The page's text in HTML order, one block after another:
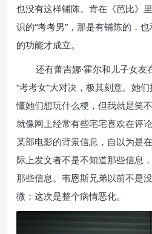
也没有这样铺陈。肯在《芭比》
识的“考考男”，那是有铺陈的，
的功能才成立。
还有蕾吉娜·霍尔和儿子女
“考考女”大对决，极其刻意。她
懂她们想玩什么梗，但我就是笑
就像网上经常有些宅宅喜欢在评
某部电影的背景信息，自以为是
际上发文者不是不知道那些信息
那些信息。韦恩斯兄弟以前不是
微；这次是整个病情恶化。